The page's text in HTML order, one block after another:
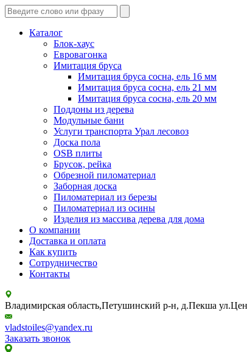
Каталог
Блок-хаус
Евровагонка
Имитация бруса
Имитация бруса сосна, ель 16 мм
Имитация бруса сосна, ель 21 мм
Имитация бруса сосна, ель 20 мм
Поддоны из дерева
Модульные бани
Услуги транспорта Урал лесовоз
Доска пола
OSB плиты
Брусок, рейка
Обрезной пиломатериал
Заборная доска
Пиломатериал из березы
Пиломатериал из осины
Изделия из массива дерева для дома
О компании
Доставка и оплата
Как купить
Сотрудничество
Контакты
Владимирская область,Петушинский р-н, д.Пекша
vladstoiles@yandex.ru
Заказать звонок